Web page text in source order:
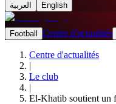
العربية English
Football Centre d'actualités
Centre d'actualités
|
Le club
|
El-Khatib soutient un